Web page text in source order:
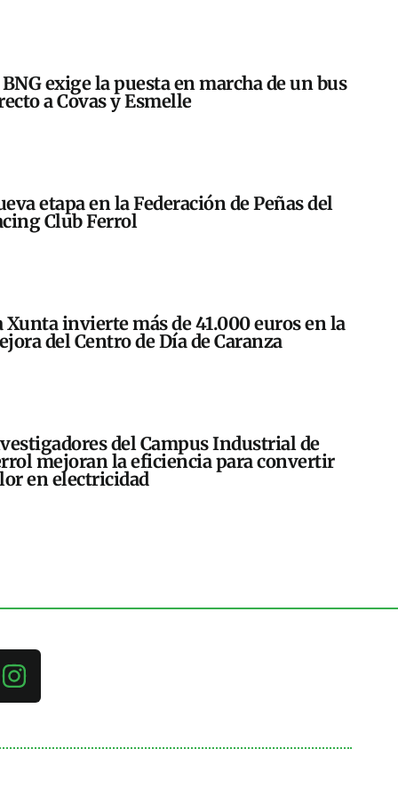
exige la puesta en marcha de un bus
a Covas y Esmelle
etapa en la Federación de Peñas del
Club Ferrol
Xunta invierte más de 41.000 euros en la
del Centro de Día de Caranza
del Campus Industrial de
mejoran la eficiencia para convertir
en electricidad